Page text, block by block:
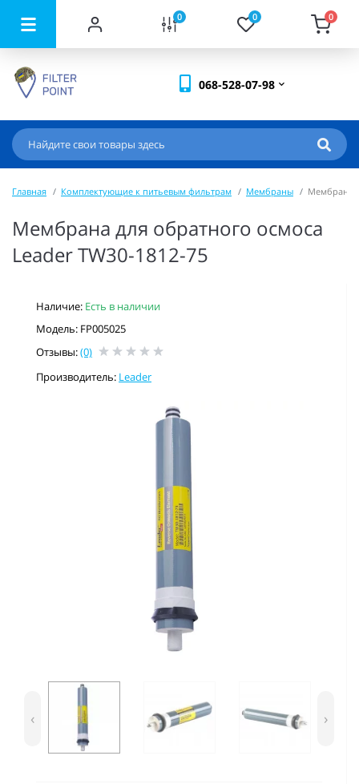
0 0 0
068-528-07-98
Главная Комплектующие к питьевым фильтрам Мембраны Мембрана
Мембрана для обратного осмоса
Leader TW30-1812-75
Наличие: Есть в наличии
Модель: FP005025
Отзывы:(0)
Производитель: Leader
‹ ›